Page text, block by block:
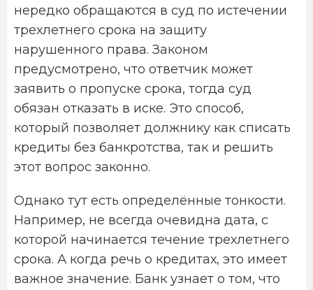
нередко обращаются в суд по истечении
трехлетнего срока на защиту
нарушенного права. Законом
предусмотрено, что ответчик может
заявить о пропуске срока, тогда суд
обязан отказать в иске. Это способ,
который позволяет должнику как списать
кредиты без банкротства, так и решить
этот вопрос законно.
Однако тут есть определённые тонкости.
Например, не всегда очевидна дата, с
которой начинается течение трехлетнего
срока. А когда речь о кредитах, это имеет
важное значение. Банк узнает о том, что